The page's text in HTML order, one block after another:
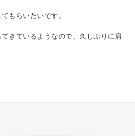
もらいたいです。
きているようなので、久しぶりに肩